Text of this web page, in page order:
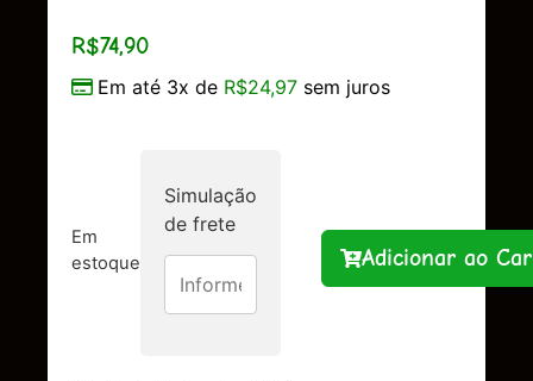
R$74,90
Em até 3x de R$24,97 sem juros
Em
estoque
Simulação
de frete
Adicionar ao